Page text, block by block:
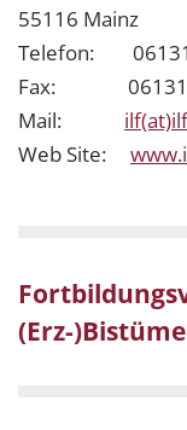
55116 Mainz
Telefon:
Fax: 06131
Mail:
Web Site:
(Erz-